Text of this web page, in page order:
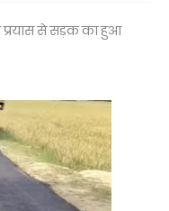
प्रयास से सड़क का हुआ